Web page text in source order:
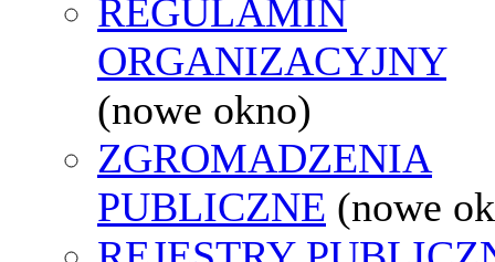
REGULAMIN
ORGANIZACYJNY
(nowe okno)
ZGROMADZENIA
PUBLICZNE (nowe